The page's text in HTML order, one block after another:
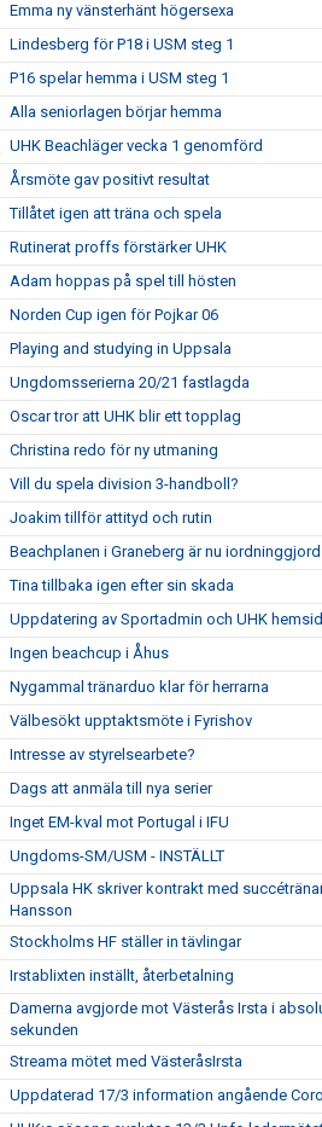
Emma ny vänsterhänt högersexa
Lindesberg för P18 i USM steg 1
P16 spelar hemma i USM steg 1
Alla seniorlagen börjar hemma
UHK Beachläger vecka 1 genomförd
Årsmöte gav positivt resultat
Tillåtet igen att träna och spela
Rutinerat proffs förstärker UHK
Adam hoppas på spel till hösten
Norden Cup igen för Pojkar 06
Playing and studying in Uppsala
Ungdomsserierna 20/21 fastlagda
Oscar tror att UHK blir ett topplag
Christina redo för ny utmaning
Vill du spela division 3-handboll?
Joakim tillför attityd och rutin
Beachplanen i Graneberg är nu iordninggjord
Tina tillbaka igen efter sin skada
Uppdatering av Sportadmin och UHK
Ingen beachcup i Åhus
Nygammal tränarduo klar för herrarna
Välbesökt upptaktsmöte i Fyrishov
Intresse av styrelsearbete?
Dags att anmäla till nya serier
Inget EM-kval mot Portugal i IFU
Ungdoms-SM/USM - INSTÄLLT
Uppsala HK skriver kontrakt med
Hansson
Stockholms HF ställer in tävlingar
Irstablixten inställt, återbetalning
Damerna avgjorde mot Västerås Irsta i
sekunden
Streama mötet med VästeråsIrsta
Uppdaterad 17/3 information angående